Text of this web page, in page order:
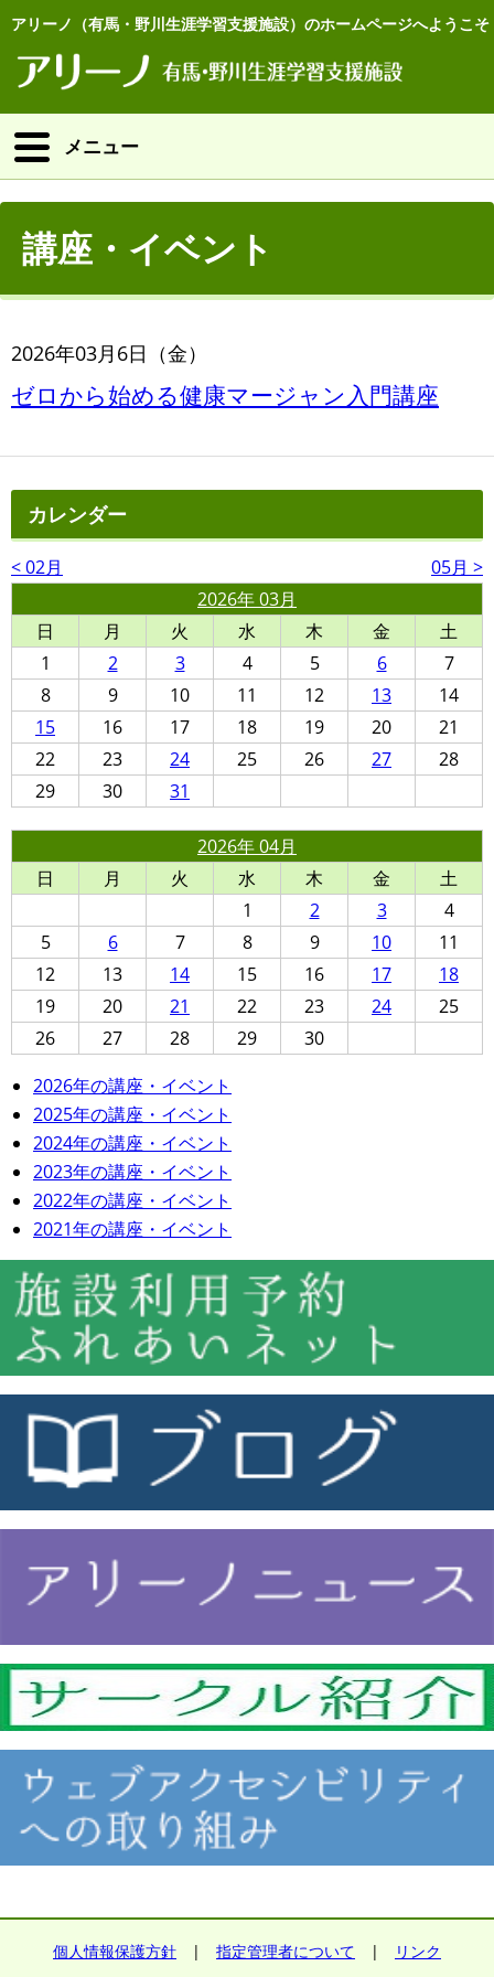
アリーノ（有馬・野川生涯学習支援施設）のホームページへようこそ
メニュー
講座・イベント
2026年03月6日（金）
ゼロから始める健康マージャン入門講座
カレンダー
< 02月
05月 >
2026年 03月
日
月 火 水 木 金
土
1
2 3 4 5 6
7
8
9 10 11 12 13
14
15
16 17 18 19 20
21
22
23 24 25 26 27
28
29
30 31
2026年 04月
日
月 火 水 木 金
土
1
2 3
4
5
6 7 8 9 10
11
12
13 14 15 16 17
18
19
20 21 22 23 24
25
26
27 28 29
30
2026年の講座・イベント
2025年の講座・イベント
2024年の講座・イベント
2023年の講座・イベント
2022年の講座・イベント
2021年の講座・イベント
個人情報保護方針 | 指定管理者について | リンク